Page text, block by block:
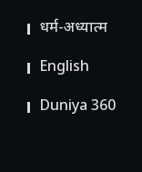
धर्म-अध्यात्म
English
Duniya 360